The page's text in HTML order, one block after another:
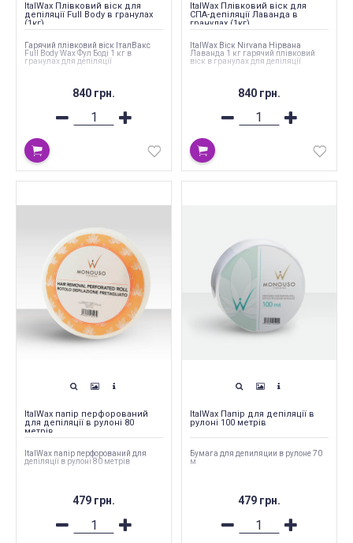
ItalWax Плівковий віск для
депіляції Full Body в гранулах
(1кг)
Гарячий плівковий віск ІталВакс
Full Body Wax Фул Боді 1 кг в
гранулах для депіляції
840 грн.
ItalWax Плівковий віск для
СПА-депіляції Лаванда в
гранулах (1кг)
ItalWax Віск Nirvana Нірвана
Лаванда 1 кг гарячий плівковий
віск в гранулах для депіляції
840 грн.
ItalWax папір перфорований
для депіляції в рулоні 80
метрів
ItalWax папір перфорований для
депіляції в рулоні 80 метрів
479 грн.
ItalWax Папір для депіляції в
рулоні 100 метрів
Бумага для депиляции в рулоне 70
м
479 грн.